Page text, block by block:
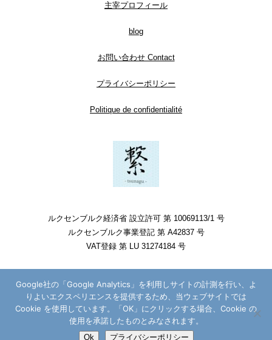
主宰プロフィール
blog
お問い合わせ Contact
プライバシーポリシー
Politique de confidentialité
ルクセンブルク経済省 設立許可 第 10069113/1 号
ルクセンブルク事業登記 第 A42837 号
VAT登録 第 LU 31274184 号
Google社の「Google Analytics」を利用しサイトの計測を行い、よ
りよいエクスペリエンスを提供するため、当ウェブサイトでは
Cookie を使用しています。「OK」にクリックする場合、Cookie の
使用を承諾したものとみなされます。
Ok プライバシーポリシー